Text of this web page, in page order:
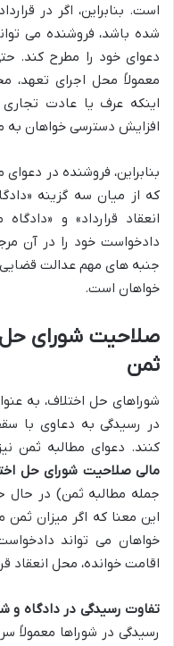
است. بنابراین، اگر در
شده باشد، فروشنده می
دعوای خود را مطرح کند.
معمولاً محل اجرای تعهد،
اینکه عرف یا عادت
افزایش دسترسی خواهان به
بنابراین، فروشنده در
که از میان سه گزینه
انعقاد قرارداد» و
دادخواست خود را در آن
جنبه های مهم عدالت
خواهان است.
صلاحیت شورای حل
ثمن
شوراهای حل اختلاف، به
در رسیدگی به دعاوی با
کنند. دعوای مطالبه ثمن
مالی صلاحیت شورای حل
خواهان می تواند
اقامت خوانده، محل انعقاد
تفاوت رسیدگی در دادگاه و
رسیدگی در شوراها معمولاً